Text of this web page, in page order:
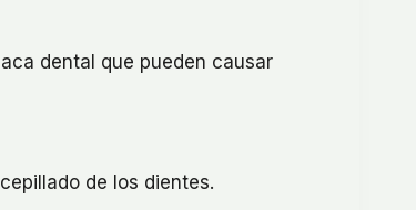
dental que pueden causar
de los dientes.